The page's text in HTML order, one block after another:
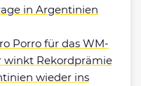
in Argentinien
Porro für das WM-
winkt Rekordprämie
wieder ins